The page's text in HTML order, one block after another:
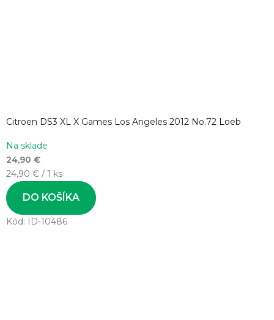
Citroen DS3 XL X Games Los Angeles 2012 No.72 Loeb
Na sklade
24,90 €
Jednotková
cena:
24,90 € / 1 ks
DO KOŠÍKA
Kód: ID-10486